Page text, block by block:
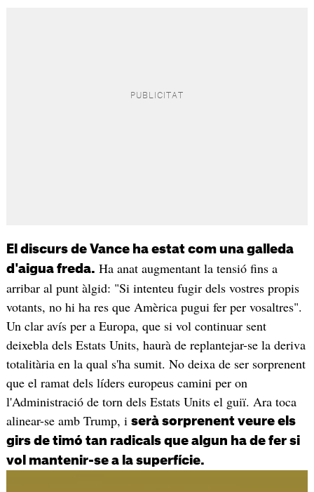
El discurs de Vance ha estat com una galleda
d'aigua freda. Ha anat augmentant la tensió fins a
arribar al punt àlgid: "Si intenteu fugir dels vostres propis
votants, no hi ha res que Amèrica pugui fer per vosaltres".
Un clar avís per a Europa, que si vol continuar sent
deixebla dels Estats Units, haurà de replantejar-se la deriva
totalitària en la qual s'ha sumit. No deixa de ser sorprenent
que el ramat dels líders europeus camini per on
l'Administració de torn dels Estats Units el guiï. Ara toca
alinear-se amb Trump, i serà sorprenent veure els
girs de timó tan radicals que algun ha de fer si
vol mantenir-se a la superfície.